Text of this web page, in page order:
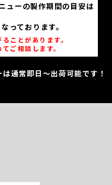
ューの製作期間の目安は
っております。
ことがあります。
ご相談します。
通常即日～出荷可能です！